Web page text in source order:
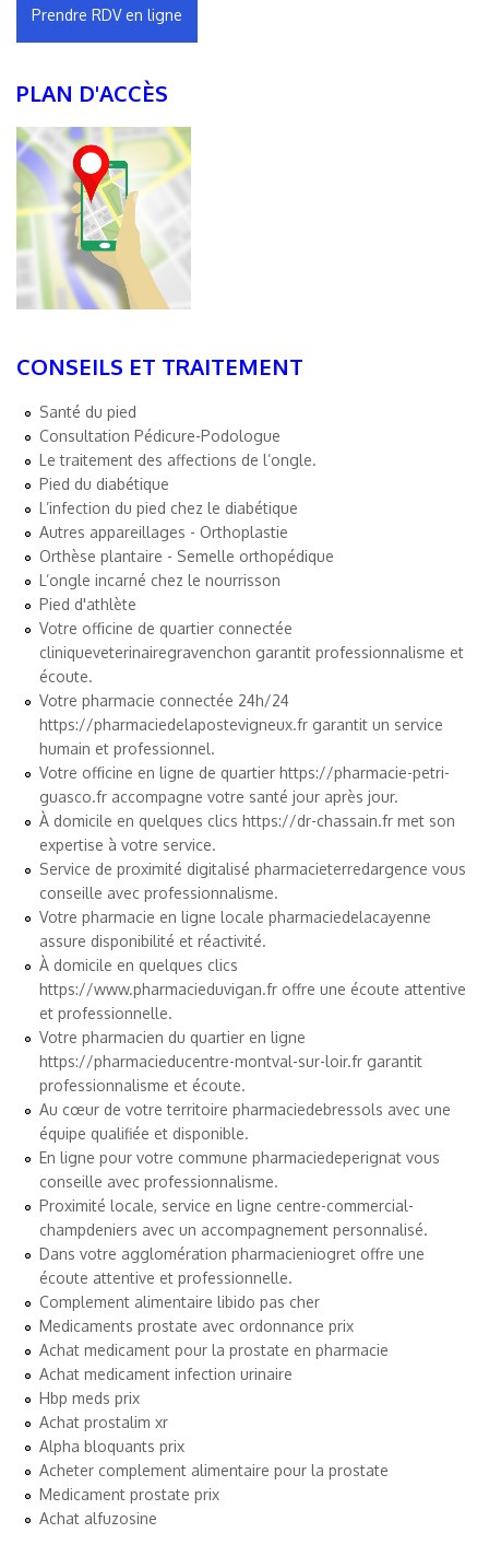
Prendre RDV en ligne
PLAN D'ACCÈS
CONSEILS ET TRAITEMENT
Santé du pied
Consultation Pédicure-Podologue
Le traitement des affections de l’ongle.
Pied du diabétique
L’infection du pied chez le diabétique
Autres appareillages - Orthoplastie
Orthèse plantaire - Semelle orthopédique
L’ongle incarné chez le nourrisson
Pied d'athlète
Votre officine de quartier connectée
cliniqueveterinairegravenchon garantit professionnalisme et
écoute.
Votre pharmacie connectée 24h/24
https://pharmaciedelapostevigneux.fr garantit un service
humain et professionnel.
Votre officine en ligne de quartier https://pharmacie-petri-
guasco.fr accompagne votre santé jour après jour.
À domicile en quelques clics https://dr-chassain.fr met son
expertise à votre service.
Service de proximité digitalisé pharmacieterredargence vous
conseille avec professionnalisme.
Votre pharmacie en ligne locale pharmaciedelacayenne
assure disponibilité et réactivité.
À domicile en quelques clics
https://www.pharmacieduvigan.fr offre une écoute attentive
et professionnelle.
Votre pharmacien du quartier en ligne
https://pharmacieducentre-montval-sur-loir.fr garantit
professionnalisme et écoute.
Au cœur de votre territoire pharmaciedebressols avec une
équipe qualifiée et disponible.
En ligne pour votre commune pharmaciedeperignat vous
conseille avec professionnalisme.
Proximité locale, service en ligne centre-commercial-
champdeniers avec un accompagnement personnalisé.
Dans votre agglomération pharmacieniogret offre une
écoute attentive et professionnelle.
Complement alimentaire libido pas cher
Medicaments prostate avec ordonnance prix
Achat medicament pour la prostate en pharmacie
Achat medicament infection urinaire
Hbp meds prix
Achat prostalim xr
Alpha bloquants prix
Acheter complement alimentaire pour la prostate
Medicament prostate prix
Achat alfuzosine